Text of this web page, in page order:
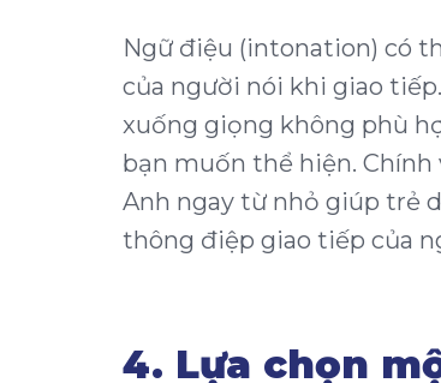
Ngữ điệu (intonation) có
của người nói khi giao
xuống giọng không phù
bạn muốn thể hiện.
Anh ngay từ nhỏ giúp trẻ
thông điệp giao tiếp của
4. Lựa chọn